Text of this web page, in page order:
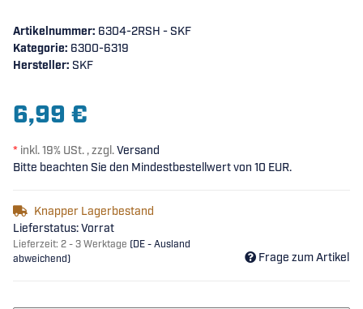
Artikelnummer: 6304-2RSH - SKF
Kategorie: 6300-6319
Hersteller: SKF
6,99 €
* inkl. 19% USt. , zzgl.Versand
Bitte beachten Sie den Mindestbestellwert von 10 EUR.
Knapper Lagerbestand
Lieferstatus: Vorrat
Lieferzeit: 2 - 3 Werktage (DE - Ausland
abweichend)
Frage zum Artikel